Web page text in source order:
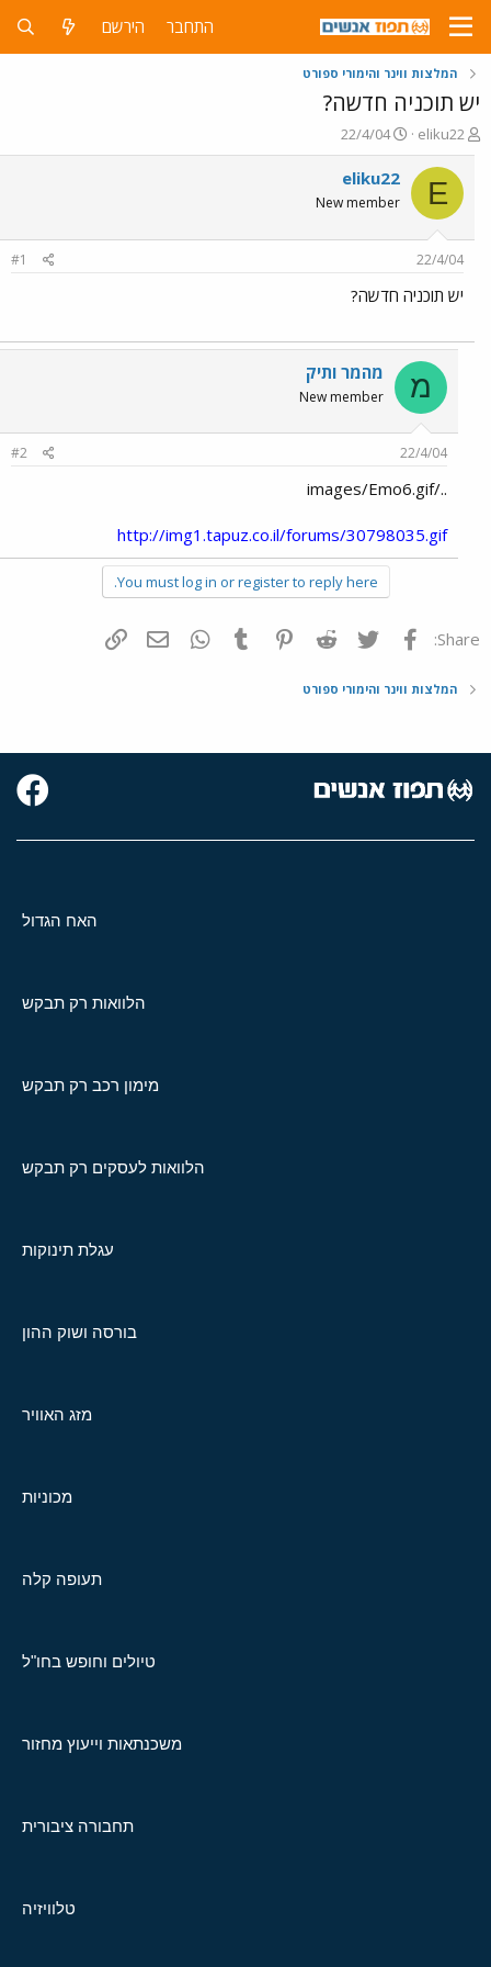
התחבר הירשם
המלצות ווינר והימורי ספורט
יש תוכניה חדשה?
פ
ו
ת
ח
ה
ש
א
eliku22
פ
ו
ר
ם
ר
22/4/04
E
eliku22
New member
22/4/04
#1
יש תוכניה חדשה?
מ מהמר ותיק
New member
22/4/04
#2
../images/Emo6.gif
http://img1.tapuz.co.il/forums/30798035.gif
You must log in or register to reply here.
Share: פייסבוק Twitter
Reddit
Pinterest
Tumblr
WhatsAppדואר אלקטרוני
המלצות ווינר והימורי ספורט
האח הגדול
הלוואות רק תבקש
מימון רכב רק תבקש
הלוואות לעסקים רק תבקש
עגלת תינוקות
בורסה ושוק ההון
מזג האוויר
מכוניות
תעופה קלה
טיולים וחופש בחו"ל
משכנתאות וייעוץ מחזור
תחבורה ציבורית
טלוויזיה